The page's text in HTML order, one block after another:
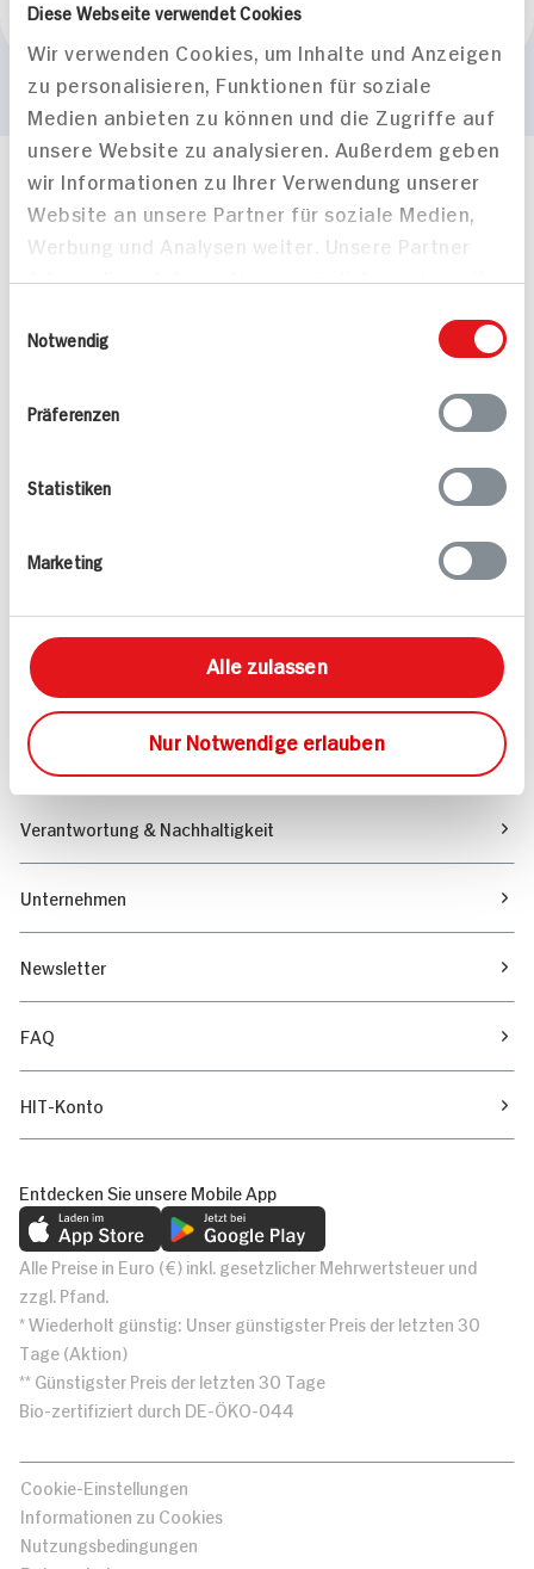
Diese Webseite verwendet Cookies
Wir verwenden Cookies, um Inhalte und Anzeigen
zu personalisieren, Funktionen für soziale
Medien anbieten zu können und die Zugriffe auf
unsere Website zu analysieren. Außerdem geben
wir Informationen zu Ihrer Verwendung unserer
Website an unsere Partner für soziale Medien,
Werbung und Analysen weiter. Unsere Partner
führen diese Informationen möglicherweise mit
bereitgestellt haben oder die sie im Rahmen
Notwendig
Präferenzen
Statistiken
Marketing
Alle zulassen
Nur Notwendige erlauben
Häufig gestellte Fragen
Mehr Informationen in unserem FAQ
kontakt
hit.de
Montag - Donnerstag: 9 bis 16 Uhr
Angebote & Coupons
Rezepte
Sortiment
Marktfinder
Unser Magazin
Verantwortung & Nachhaltigkeit
Unternehmen
Newsletter
FAQ
HIT-Konto
Entdecken Sie unsere Mobile App
Alle Preise in Euro (€) inkl. gesetzlicher Mehrwertsteuer und
zzgl. Pfand.
* Wiederholt günstig: Unser günstigster Preis der letzten 30
Tage (Aktion)
** Günstigster Preis der letzten 30 Tage
Bio-zertifiziert durch DE-ÖKO-044
Cookie-Einstellungen
Informationen zu Cookies
Nutzungsbedingungen